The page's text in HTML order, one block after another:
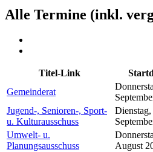
Alle Termine (inkl.
Titel-Link
Gemeinderat
Jugend-, Senioren-, Sport-
u. Kulturausschuss
Dienstag,
Umwelt- u.
Planungsausschuss
August